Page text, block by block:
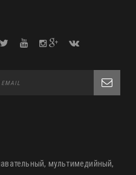
мультимедийный,